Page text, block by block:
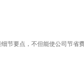
要点，不但能使公司节省